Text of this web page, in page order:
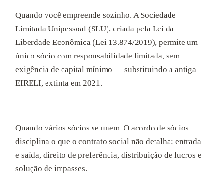
Quando você empreende sozinho. A Sociedade
Limitada Unipessoal (SLU), criada pela Lei da
Liberdade Econômica (Lei 13.874/2019), permite um
único sócio com responsabilidade limitada, sem
exigência de capital mínimo — substituindo a antiga
EIRELI, extinta em 2021.
Quando vários sócios se unem. O acordo de sócios
disciplina o que o contrato social não detalha: entrada
e saída, direito de preferência, distribuição de lucros e
solução de impasses.